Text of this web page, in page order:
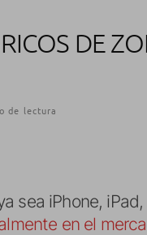
DE
de lectura
sea iPhone, iPad,
en el